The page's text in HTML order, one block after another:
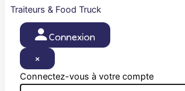
Traiteurs & Food Truck
Connexion
×
Connectez-vous à votre compte